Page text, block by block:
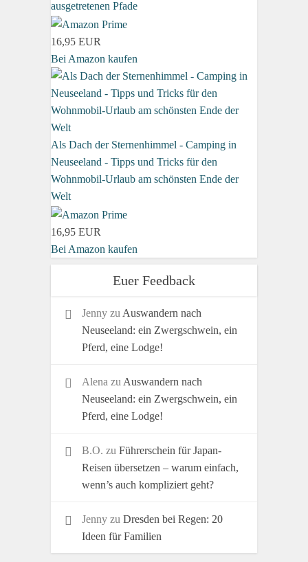
ausgetretenen Pfade
16,95 EUR
Bei Amazon kaufen
Als Dach der Sternenhimmel - Camping in
Neuseeland - Tipps und Tricks für den
Wohnmobil-Urlaub am schönsten Ende der
Welt
16,95 EUR
Bei Amazon kaufen
Euer Feedback
Jenny zu Auswandern nach
Neuseeland: ein Zwergschwein, ein
Pferd, eine Lodge!
Alena zu Auswandern nach
Neuseeland: ein Zwergschwein, ein
Pferd, eine Lodge!
B.O. zu Führerschein für Japan-
Reisen übersetzen – warum einfach,
wenn’s auch kompliziert geht?
Jenny zu Dresden bei Regen: 20
Ideen für Familien